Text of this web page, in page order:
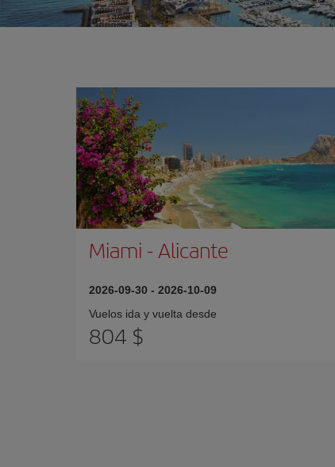
Miami -Alicante
2026-09-30 - 2026-10-09
Vuelos ida y vuelta desde
804 $